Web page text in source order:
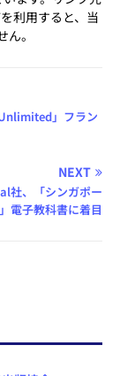
利用すると、当
。
」フラン
NEXT
社、「シンガポー
電子教科書に着目